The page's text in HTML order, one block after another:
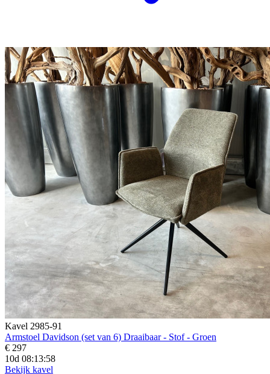
Kavel 2985-91
Armstoel Davidson (set van 6) Draaibaar - Stof - Groen
€ 297
10d 08:13:57
Bekijk kavel